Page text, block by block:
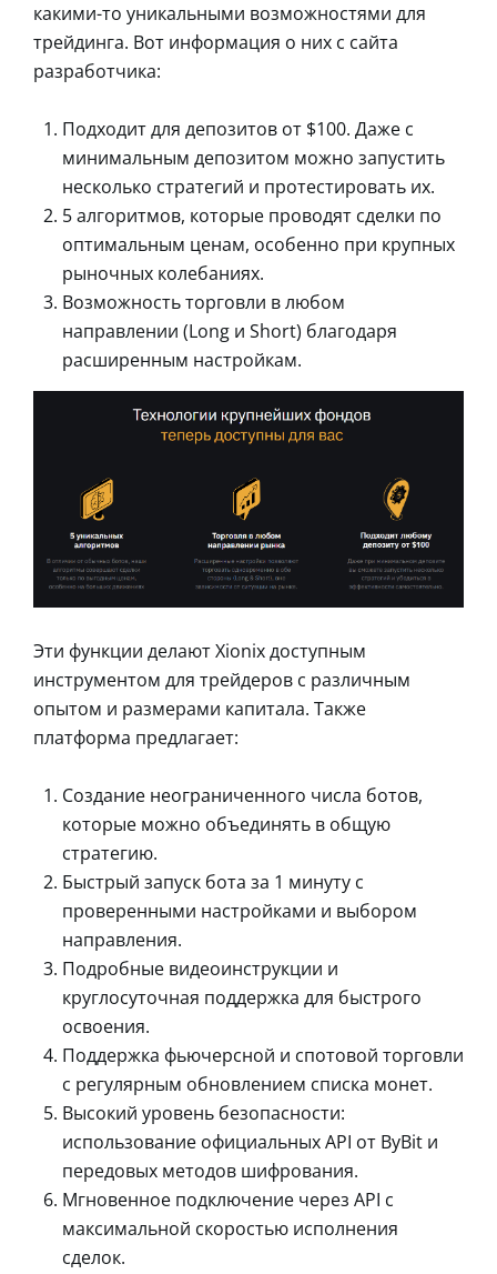
какими-то уникальными возможностями для
трейдинга. Вот информация о них с сайта
разработчика:
Подходит для депозитов от $100. Даже с
минимальным депозитом можно запустить
несколько стратегий и протестировать их.
5 алгоритмов, которые проводят сделки по
оптимальным ценам, особенно при крупных
рыночных колебаниях.
Возможность торговли в любом
направлении (Long и Short) благодаря
расширенным настройкам.
Эти функции делают Xionix доступным
инструментом для трейдеров с различным
опытом и размерами капитала. Также
платформа предлагает:
Создание неограниченного числа ботов,
которые можно объединять в общую
стратегию.
Быстрый запуск бота за 1 минуту с
проверенными настройками и выбором
направления.
Подробные видеоинструкции и
круглосуточная поддержка для быстрого
освоения.
Поддержка фьючерсной и спотовой торговли
с регулярным обновлением списка монет.
Высокий уровень безопасности:
использование официальных API от ByBit и
передовых методов шифрования.
Мгновенное подключение через API с
максимальной скоростью исполнения
сделок.